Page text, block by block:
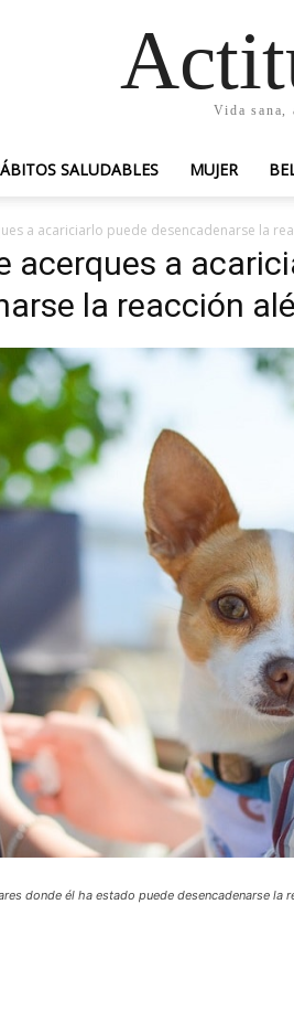
Vida sana,
SALUDABLES MUJER
a acariciarlo puede desencadenarse la
acerques a
la reacción
donde él ha estado puede desencadenarse la